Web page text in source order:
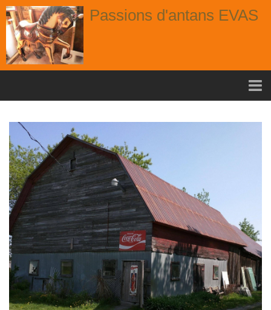
Passions d'antans EVAS
nouvelle arrivage aout
Album
Portes
Fenêtres
Chaises
Contact
Contactez nous!